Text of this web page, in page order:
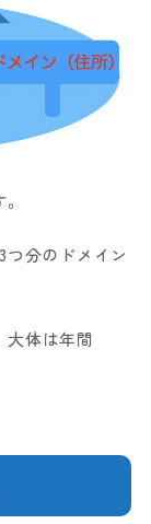
分のドメイン
大体は年間